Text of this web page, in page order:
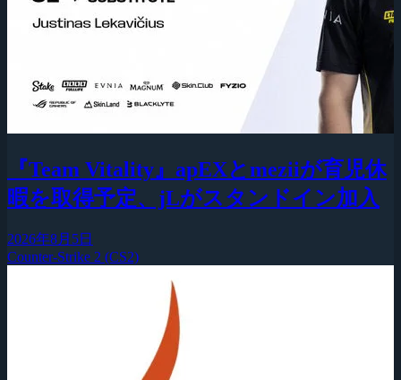
『Team Vitality』apEXとmeziiが育児休
暇を取得予定、jLがスタンドイン加入
2026年8月5日
Counter-Strike 2 (CS2)